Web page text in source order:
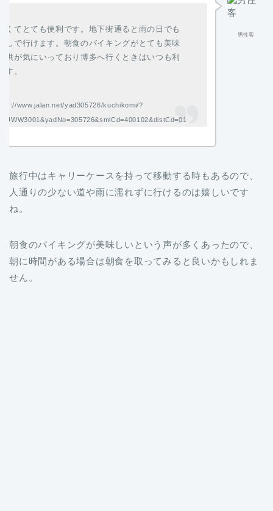
男性客
くてとても便利です。地下街通ると雨の日でも
しで行けます。朝食のバイキングがとても美味
供が気にいっており博多へ行くときはいつも利
す。
www.jalan.net/yad305726/kuchikomi/?
旅行中はキャリーケースを持って移動する時もあるので、
人通りの少ない道や雨に濡れずに行けるのは嬉しいです
ね。
朝食のバイキングが美味しいという声が多くあったので、
朝に時間がある場合は朝食を取ってみると良いかもしれま
せん。